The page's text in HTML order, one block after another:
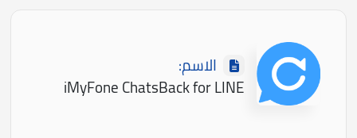
الاسم:
iMyFone ChatsBack for LINE